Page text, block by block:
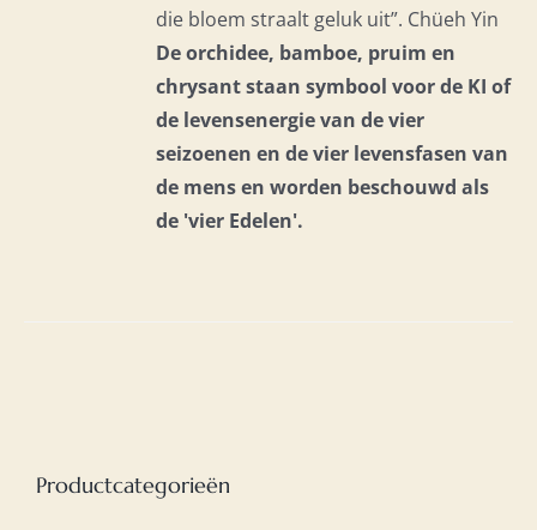
die bloem straalt geluk uit”. Chüeh Yin
De orchidee, bamboe, pruim en
chrysant staan symbool voor de KI of
de levensenergie van de vier
seizoenen en de vier levensfasen van
de mens en worden beschouwd als
de 'vier Edelen'.
Productcategorieën